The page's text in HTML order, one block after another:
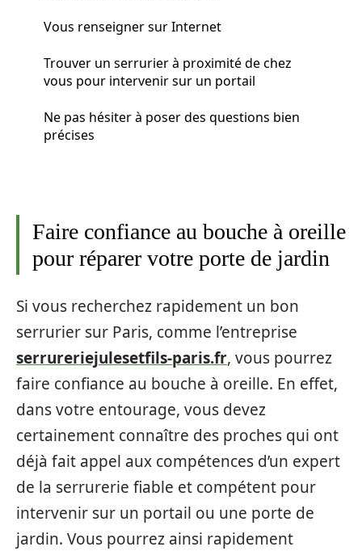
Vous renseigner sur Internet
Trouver un serrurier à proximité de chez
vous pour intervenir sur un portail
Ne pas hésiter à poser des questions bien
précises
Faire confiance au bouche à oreille
pour réparer votre porte de jardin
Si vous recherchez rapidement un bon
serrurier sur Paris, comme l’entreprise
serrureriejulesetfils-paris.fr, vous pourrez
faire confiance au bouche à oreille. En effet,
dans votre entourage, vous devez
certainement connaître des proches qui ont
déjà fait appel aux compétences d’un expert
de la serrurerie fiable et compétent pour
intervenir sur un portail ou une porte de
jardin. Vous pourrez ainsi rapidement